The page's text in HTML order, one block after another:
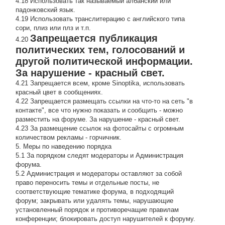
падонковский язык.
4.19 Использовать транслитерацию с английского типа
сори, плиз или плз и т.п.
4.20Запрещается публикация
политических тем, голосований и
другой политической информации.
За нарушение - красный свет.
4.21 Запрещается всем, кроме Sinoptika, использовать
красный цвет в сообщениях.
4.22 Запрещается размещать ссылки на что-то на сеть "в
контакте", все что нужно показать и сообщить - можно
разместить на форуме. За нарушение - красный свет.
4.23 За размещение ссылок на фотосайты с огромным
количеством рекламы - горчичник.
5. Меры по наведению порядка
5.1 За порядком следят модераторы и Администрация
форума.
5.2 Администрация и модераторы оставляют за собой
право переносить темы и отдельные посты, не
соответствующие тематике форума, в подходящий
форум; закрывать или удалять темы, нарушающие
установленный порядок и противоречащие правилам
конференции; блокировать доступ нарушителей к форуму.